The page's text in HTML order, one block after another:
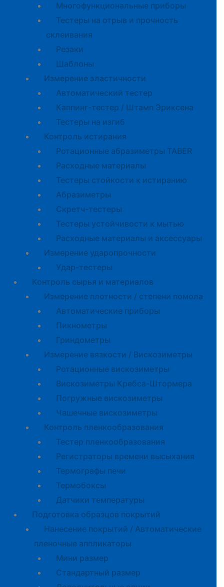
Многофункциональные приборы
Тестеры на отрыв и прочность
склеивания
Резаки
Шаблоны
Измерение эластичности
Автоматический тестер
Каппинг-тестер / Штамп Эриксена
Тестеры на изгиб
Контроль истирания
Ротационные абразиметры TABER
Расходные материалы
Тестеры стойкости к истиранию
Абразиметры
Скретч-тестеры
Тестеры устойчивости к мытью
Расходные материалы и аксессуары
Измерение ударопрочности
Удар-тестеры
Контроль сырья и материалов
Измерение плотности / степени помола
Автоматические приборы
Пикнометры
Гриндометры
Измерение вязкости / Вискозиметры
Ротационные вискозиметры
Вискозиметры Кребса-Штормера
Погружные вискозиметры
Чашечные вискозиметры
Контроль пленкообразования
Тестер пленкообразования
Регистраторы времени высыхания
Термографы печи
Термобоксы
Датчики температуры
Подготовка образцов покрытий
Нанесение покрытий / Автоматические
пленочные аппликаторы
Мини размер
Стандартный размер